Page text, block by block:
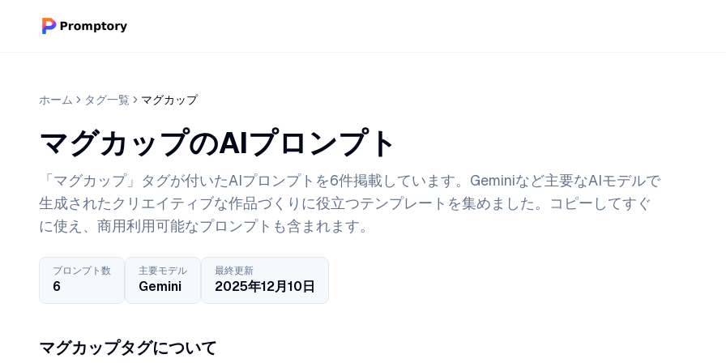
ホーム タグ一覧 マグカップ
マグカップのAIプロンプト
「マグカップ」タグが付いたAIプロンプトを6件掲載しています。Geminiなど主要なAIモデルで
生成されたクリエイティブな作品づくりに役立つテンプレートを集めました。コピーしてすぐ
に使え、商用利用可能なプロンプトも含まれます。
プロンプト数
6
主要モデル
Gemini
最終更新
2025年12月10日
マグカップタグについて